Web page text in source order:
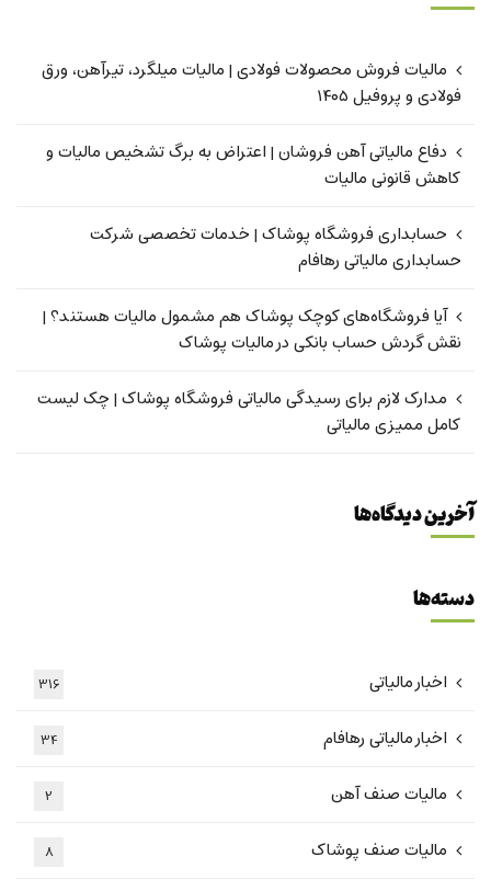
مالیات فروش محصولات فولادی | مالیات میلگرد، تیرآهن، ورق
فولادی و پروفیل ۱۴۰۵
دفاع مالیاتی آهن فروشان | اعتراض به برگ تشخیص مالیات و
کاهش قانونی مالیات
حسابداری فروشگاه پوشاک | خدمات تخصصی شرکت
حسابداری مالیاتی رهافام
آیا فروشگاه‌های کوچک پوشاک هم مشمول مالیات هستند؟ |
نقش گردش حساب بانکی در مالیات پوشاک
مدارک لازم برای رسیدگی مالیاتی فروشگاه پوشاک | چک لیست
کامل ممیزی مالیاتی
آخرین دیدگاه‌ها
دسته‌ها
اخبار مالیاتی 316
اخبار مالیاتی رهافام 34
مالیات صنف آهن 2
مالیات صنف پوشاک 8